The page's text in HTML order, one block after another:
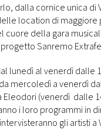
dalla cornice unica di
location di maggiore
cuore della gara
Sanremo
lunedì al venerdì dalle
mercoledì a venerdì
Eleodori (venerdì dalle
i loro programmi in
gli artisti a